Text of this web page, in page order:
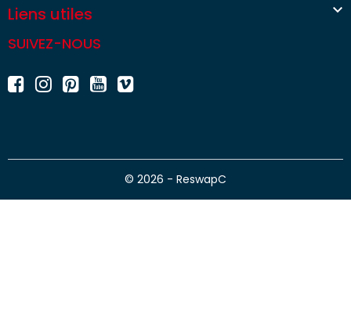
Liens utiles 
SUIVEZ-NOUS
© 2026 - ReswapC